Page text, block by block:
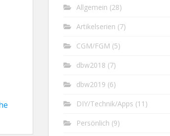
Allgemein (28)
Artikelserien (7)
CGM/FGM (5)
dbw2018 (7)
dbw2019 (6)
DIY/Technik/Apps (11)
Persönlich (9)